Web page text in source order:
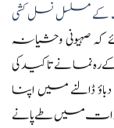
مسلسل نسل کشی
صہیونی وحشیانہ
رہ نما نے تاکید کی
ڈالنے میں اپنا
میں طے پانے